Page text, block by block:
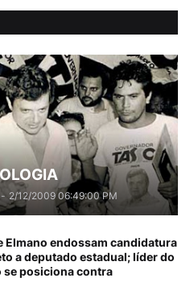
- 2/12/2009 06:49:00 PM
Elmano endossam candidatura
a deputado estadual; líder do
se posiciona contra